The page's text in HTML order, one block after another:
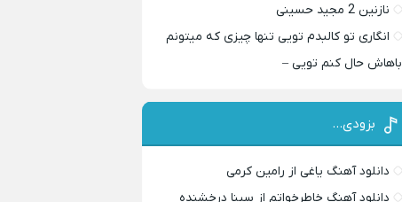
نازنین 2 مجید حسینی
انگاری تو کالبدم تویی تنها چیزی که میتونم
باهاش حال کنم تویی –
بزودی…
دانلود آهنگ یاغی از رامین کرمی
دانلود آهنگ خاطرخواتم از سینا درخشنده